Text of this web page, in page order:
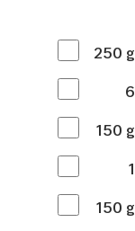
250 g
6
150 g
1
150 g